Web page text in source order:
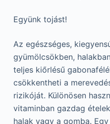
Együnk tojást!
Az egészséges,
gyümölcsökben,
teljes kiőrlésű
csökkentheti a
rizikóját. Különösen
vitaminban gazdag
halak vagy a gomba.